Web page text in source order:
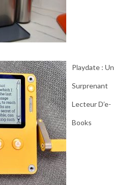
Playdate : Un
Surprenant
Lecteur D’e-
Books